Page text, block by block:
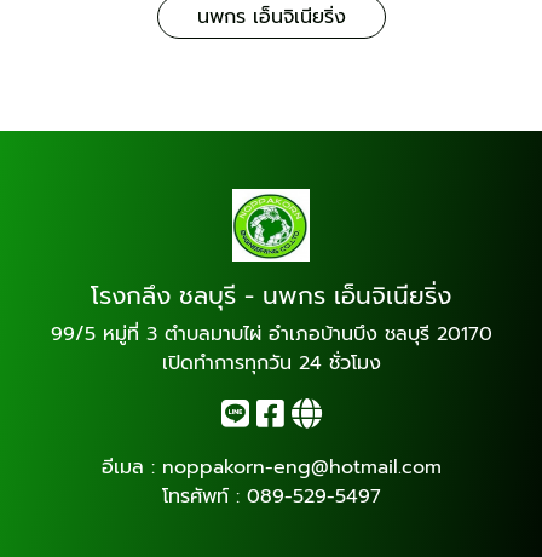
นพกร เอ็นจิเนียริ่ง
โรงกลึง ชลบุรี - นพกร เอ็นจิเนียริ่ง
99/5 หมู่ที่ 3 ตำบลมาบไผ่ อำเภอบ้านบึง ชลบุรี 20170
เปิดทำการทุกวัน 24 ชั่วโมง
อีเมล : noppakorn-eng@hotmail.com
โทรศัพท์ : 089-529-5497